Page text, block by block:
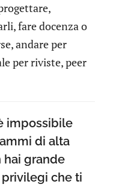
fare docenza o
andare per
per riviste, peer
impossibile
di alta
hai grande
che ti